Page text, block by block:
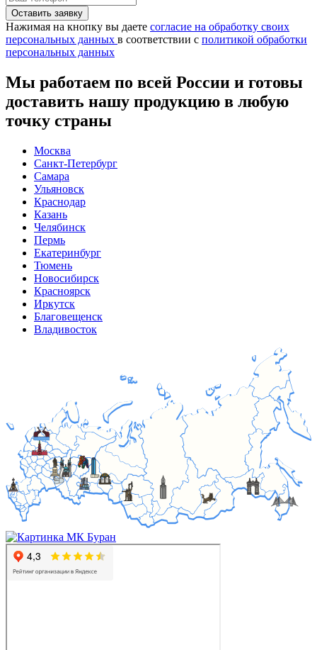
Нажимая на кнопку вы даете согласие на обработку своих
персональных данных в соответствии с политикой обработки
персональных данных
Мы работаем по всей России и готовы
доставить нашу продукцию в любую
точку страны
Москва
Санкт-Петербург
Самара
Ульяновск
Краснодар
Казань
Челябинск
Пермь
Екатеринбург
Тюмень
Новосибирск
Красноярск
Иркутск
Благовещенск
Владивосток